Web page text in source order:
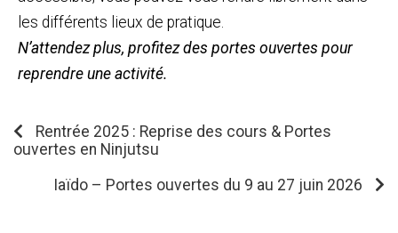
les différents lieux de pratique.
N’attendez plus, profitez des portes ouvertes pour
reprendre une activité.
Rentrée 2025 : Reprise des cours & Portes
ouvertes en Ninjutsu
Iaïdo – Portes ouvertes du 9 au 27 juin 2026